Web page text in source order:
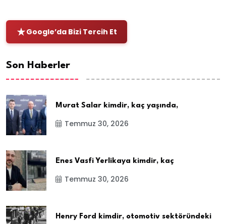
Google’da Bizi Tercih Et
Son Haberler
Murat Salar kimdir, kaç yaşında,
Temmuz 30, 2026
Enes Vasfi Yerlikaya kimdir, kaç
Temmuz 30, 2026
Henry Ford kimdir, otomotiv sektöründeki